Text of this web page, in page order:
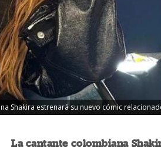
Shakira estrenará su nuevo cómic
La cantante colombiana